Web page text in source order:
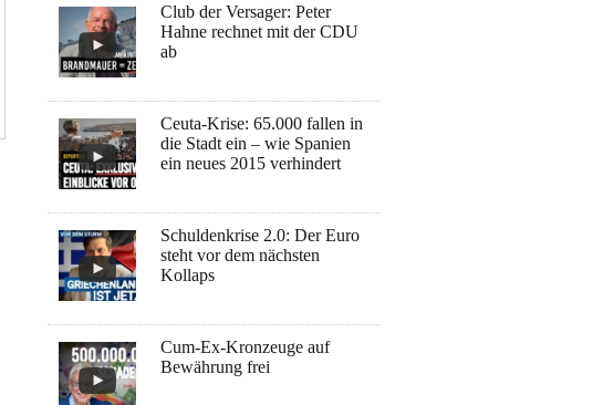
Club der Versager: Peter
Hahne rechnet mit der CDU
ab
Ceuta-Krise: 65.000 fallen in
die Stadt ein – wie Spanien
ein neues 2015 verhindert
Schuldenkrise 2.0: Der Euro
steht vor dem nächsten
Kollaps
Cum-Ex-Kronzeuge auf
Bewährung frei